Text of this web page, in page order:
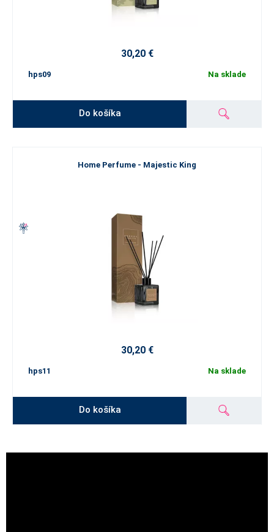
30,20 €
hps09 Na sklade
Do košíka
Home Perfume - Majestic King
30,20 €
hps11 Na sklade
Do košíka